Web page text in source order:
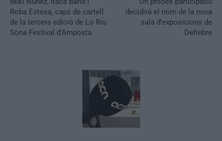
Roba Estesa, caps de cartell
de la tercera edició de Lo Riu
Sona Festival d’Amposta
decidirà el nom de la nova
sala d’exposicions de
Deltebre